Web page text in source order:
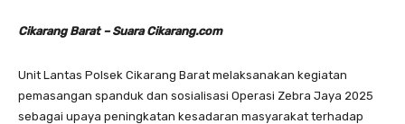
Cikarang Barat – Suara Cikarang.com
Unit Lantas Polsek Cikarang Barat melaksanakan kegiatan
pemasangan spanduk dan sosialisasi Operasi Zebra Jaya 2025
sebagai upaya peningkatan kesadaran masyarakat terhadap